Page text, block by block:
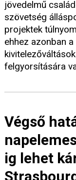
jövedelmű
szövetség
projektek
ehhez azonban
felgyorsítására
Végső
ig lehet